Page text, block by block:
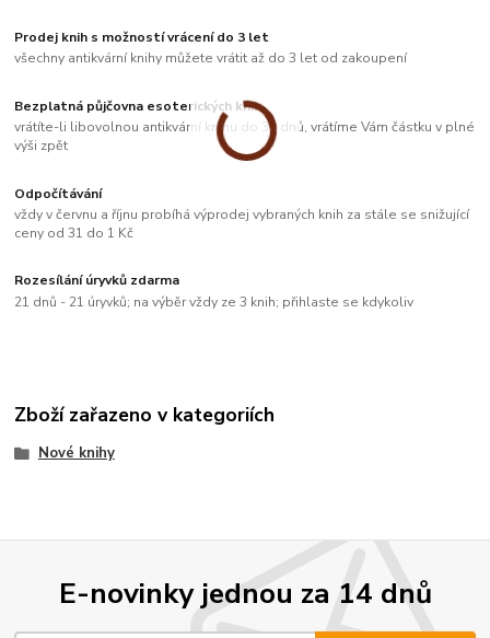
Prodej knih s možností vrácení do 3 let
všechny antikvární knihy můžete vrátit až do 3 let od zakoupení
Bezplatná půjčovna esoterických knih
vrátíte-li libovolnou antikvární knihu do 33 dnů, vrátíme Vám částku v plné
výši zpět
Odpočítávání
vždy v červnu a říjnu probíhá výprodej vybraných knih za stále se snižující
ceny od 31 do 1 Kč
Rozesílání úryvků zdarma
21 dnů - 21 úryvků; na výběr vždy ze 3 knih; přihlaste se kdykoliv
Zboží zařazeno v kategoriích
Nové knihy
E-novinky jednou za 14 dnů